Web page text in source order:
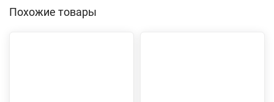
Похожие товары